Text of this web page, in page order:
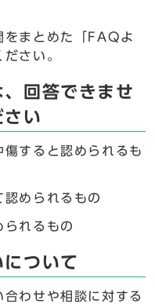
をまとめた「FAQよ
さい。
回答できませ
さい
すると認められるも
められるもの
られるもの
ついて
わせや相談に対する